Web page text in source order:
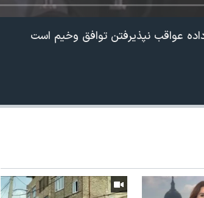
240p
360p
عواقب نپذیرفتن توافق وخیم است